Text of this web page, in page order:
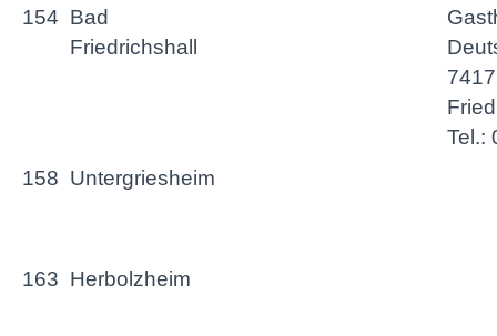
154 Bad
Friedrichshall
Tel.:
158 Untergriesheim
163 Herbolzheim